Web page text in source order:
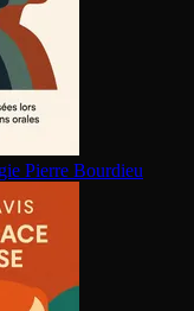
Pierre Bourdieu